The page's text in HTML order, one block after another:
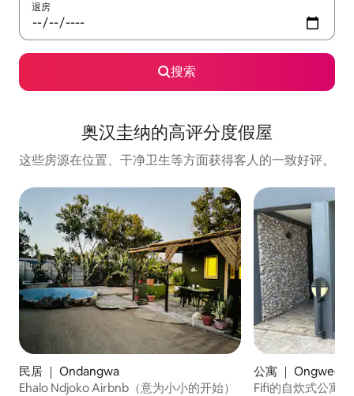
退房
搜索
奥汉圭纳的高评分度假屋
这些房源在位置、干净卫生等方面获得客人的一致好评。
民居 ｜ Ondangwa
Ehalo Ndjoko Airbnb（意为小小的开始）
公寓 ｜
Fifi的自炊式公寓